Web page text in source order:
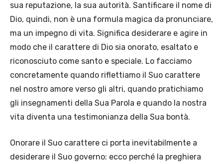
sua reputazione, la sua autorità. Santificare il nome di
Dio, quindi, non è una formula magica da pronunciare,
ma un impegno di vita. Significa desiderare e agire in
modo che il carattere di Dio sia onorato, esaltato e
riconosciuto come santo e speciale. Lo facciamo
concretamente quando riflettiamo il Suo carattere
nel nostro amore verso gli altri, quando pratichiamo
gli insegnamenti della Sua Parola e quando la nostra
vita diventa una testimonianza della Sua bontà.
Onorare il Suo carattere ci porta inevitabilmente a
desiderare il Suo governo: ecco perché la preghiera